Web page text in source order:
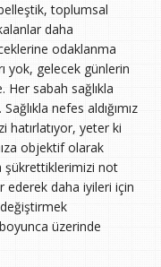
toplumsal
daha
odaklanma
yok, gelecek günlerin
sabah sağlıkla
nefes aldığımız
hatırlatıyor, yeter ki
objektif olarak
şükrettiklerimizi not
ederek daha iyileri için
üzerinde